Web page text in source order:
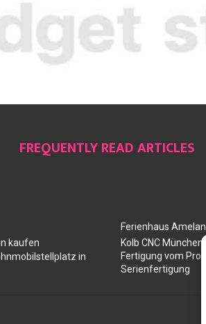
FREQUENTLY READ ARTICLES
kaufen
in
Ferienhaus
Kolb CNC
Fertigung vom
Serienfertigung